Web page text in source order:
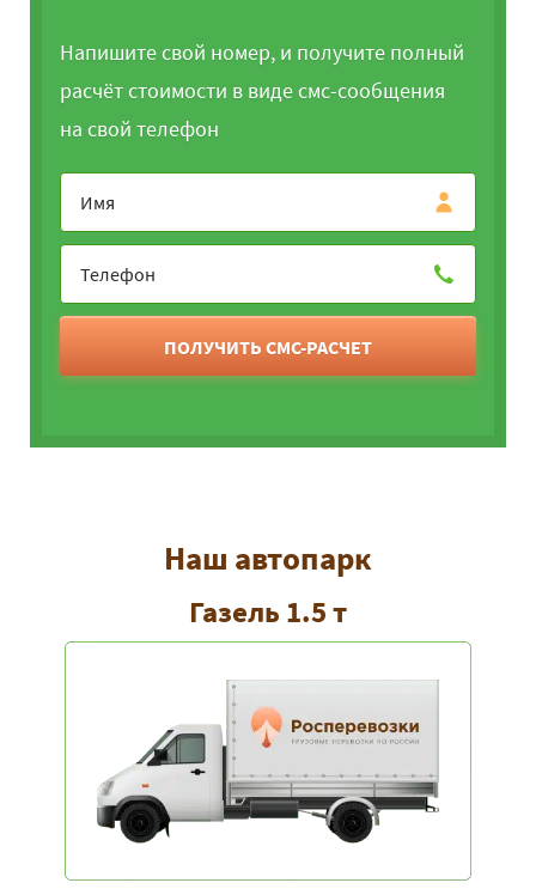
Напишите свой номер, и получите полный
расчёт стоимости в виде смс-сообщения
на свой телефон
ПОЛУЧИТЬ СМС-РАСЧЕТ
Наш автопарк
Газель 1.5 т